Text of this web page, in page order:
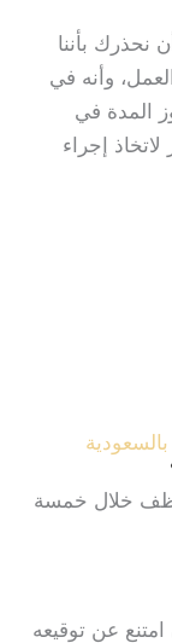
نحذرك بأننا
وأنه في
المدة في
لاتخاذ إجراء
خلال خمسة
عن توقيعه